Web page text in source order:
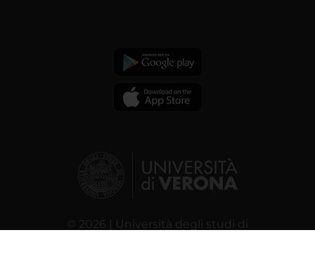
© 2026 | Università degli studi di